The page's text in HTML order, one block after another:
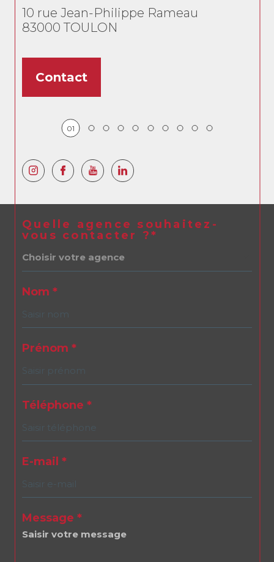
Quelle agence souhaitez-
vous contacter ?*
Choisir votre agence
Nom *
Prénom *
Téléphone *
E-mail *
Message *
10 rue Jean-Philippe Rameau
83000
TOULON
Contact
01